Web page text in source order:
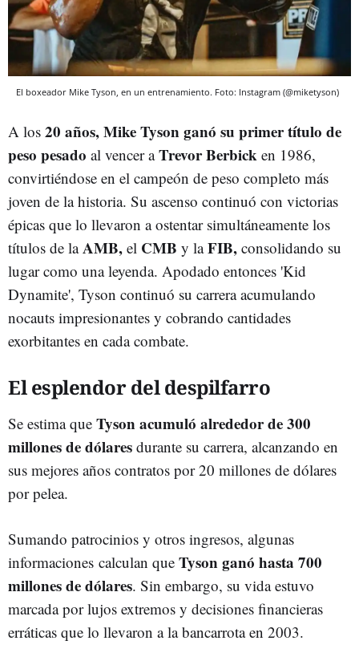
El boxeador Mike Tyson, en un entrenamiento. Foto: Instagram (@miketyson)
A los 20 años, Mike Tyson ganó su primer título de
peso pesado al vencer aTrevor Berbick en 1986,
convirtiéndose en el campeón de peso completo más
joven de la historia. Su ascenso continuó con victorias
épicas que lo llevaron a ostentar simultáneamente los
títulos de laAMB, el CMB y laFIB, consolidando su
lugar como una leyenda. Apodado entonces 'Kid
Dynamite', Tyson continuó su carrera acumulando
nocauts impresionantes y cobrando cantidades
exorbitantes en cada combate.
El esplendor del despilfarro
Se estima que Tyson acumuló alrededor de 300
millones de dólares durante su carrera, alcanzando en
sus mejores años contratos por 20 millones de dólares
por pelea.
Sumando patrocinios y otros ingresos, algunas
informaciones calculan que Tyson ganó hasta 700
millones de dólares. Sin embargo, su vida estuvo
marcada por lujos extremos y decisiones financieras
erráticas que lo llevaron a la bancarrota en 2003.